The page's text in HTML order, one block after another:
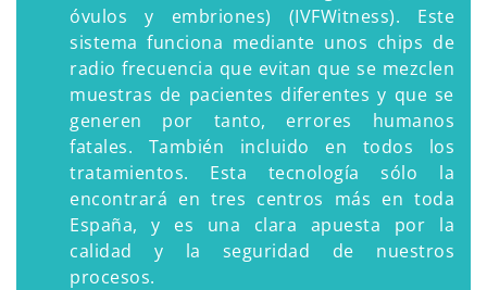
óvulos y embriones) (IVFWitness). Este
sistema funciona mediante unos chips de
radio frecuencia que evitan que se mezclen
muestras de pacientes diferentes y que se
generen por tanto, errores humanos
fatales. También incluido en todos los
tratamientos. Esta tecnología sólo la
encontrará en tres centros más en toda
España, y es una clara apuesta por la
calidad y la seguridad de nuestros
procesos.